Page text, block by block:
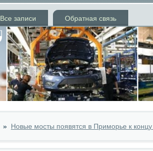
Все записи Обратная связь
» Новые мосты появятся в Приморье к концу